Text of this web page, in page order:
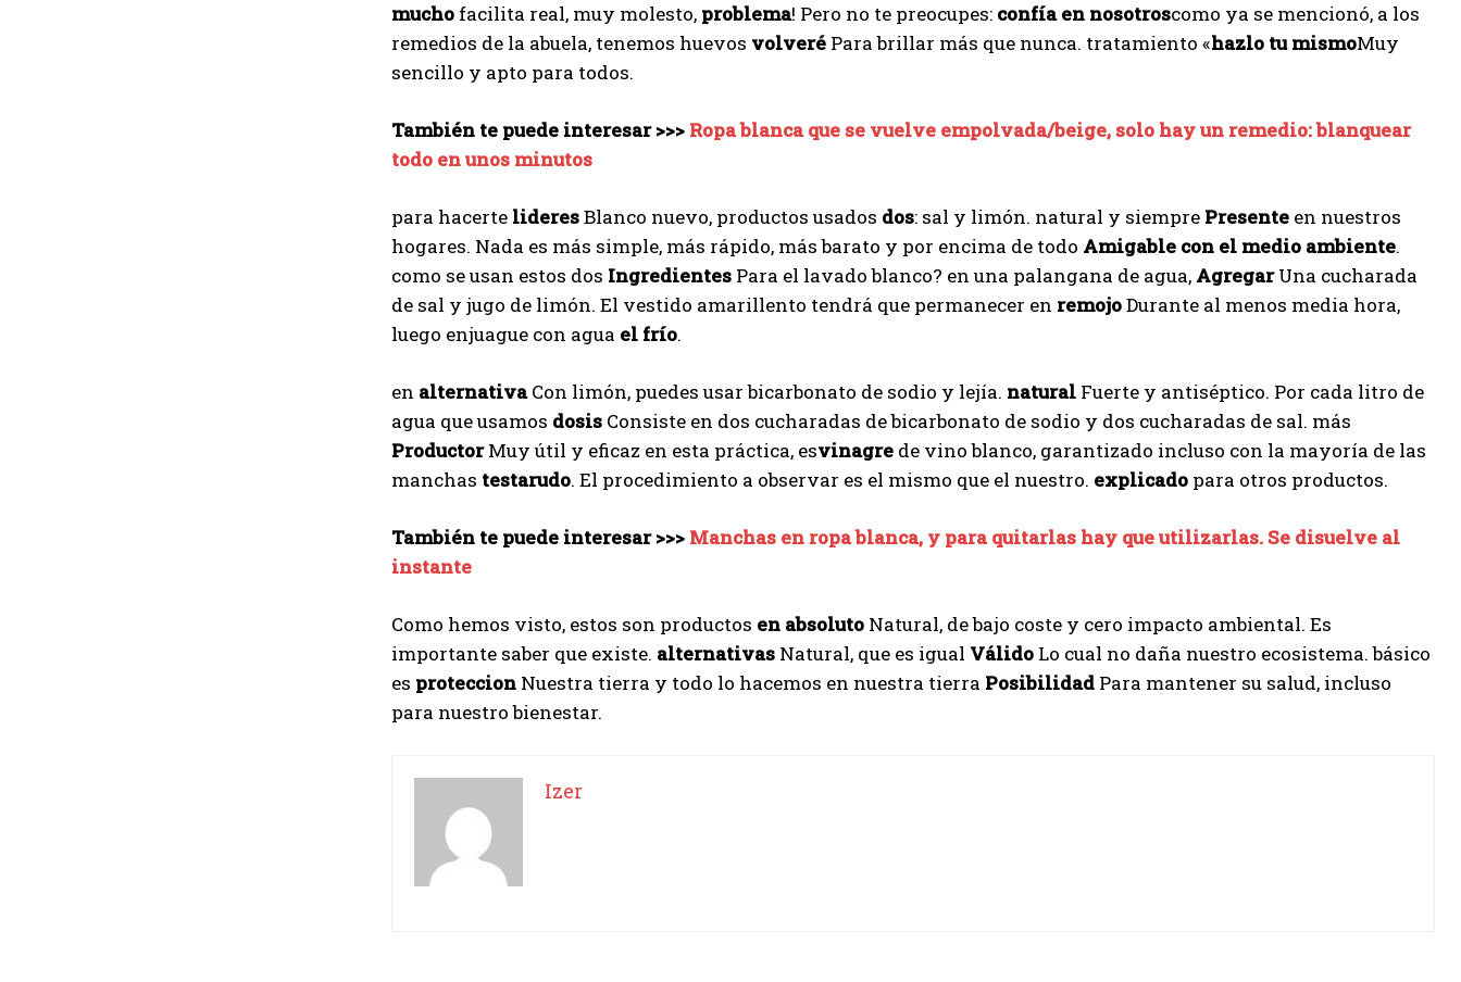
mucho facilita real, muy molesto, problema! Pero no te preocupes: confía en nosotroscomo ya se mencionó, a los
remedios de la abuela, tenemos huevos volveré Para brillar más que nunca. tratamiento «hazlo tu mismoMuy
sencillo y apto para todos.
También te puede interesar >>> Ropa blanca que se vuelve empolvada/beige, solo hay un remedio: blanquear
todo en unos minutos
para hacerte lideresBlanco nuevo, productos usados dos: sal y limón. natural y siempre Presente en nuestros
hogares. Nada es más simple, más rápido, más barato y por encima de todo Amigable con el medio ambiente.
como se usan estos dos Ingredientes Para el lavado blanco? en una palangana de agua, AgregarUna cucharada
de sal y jugo de limón. El vestido amarillento tendrá que permanecer en remojoDurante al menos media hora,
luego enjuague con agua el frío.
en alternativaCon limón, puedes usar bicarbonato de sodio y lejía. natural Fuerte y antiséptico. Por cada litro de
agua que usamos dosis Consiste en dos cucharadas de bicarbonato de sodio y dos cucharadas de sal. más
ProductorMuy útil y eficaz en esta práctica, esvinagre de vino blanco, garantizado incluso con la mayoría de las
manchas testarudo. El procedimiento a observar es el mismo que el nuestro. explicado para otros productos.
También te puede interesar >>> Manchas en ropa blanca, y para quitarlas hay que utilizarlas. Se disuelve al
instante
Como hemos visto, estos son productos en absoluto Natural, de bajo coste y cero impacto ambiental. Es
importante saber que existe. alternativas Natural, que es igual Válido Lo cual no daña nuestro ecosistema. básico
es proteccion Nuestra tierra y todo lo hacemos en nuestra tierra Posibilidad Para mantener su salud, incluso
para nuestro bienestar.
Izer